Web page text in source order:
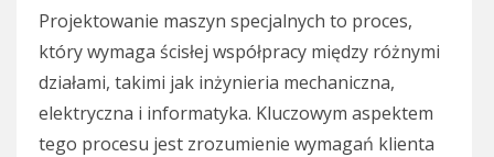
Projektowanie maszyn specjalnych to proces,
który wymaga ścisłej współpracy między różnymi
działami, takimi jak inżynieria mechaniczna,
elektryczna i informatyka. Kluczowym aspektem
tego procesu jest zrozumienie wymagań klienta